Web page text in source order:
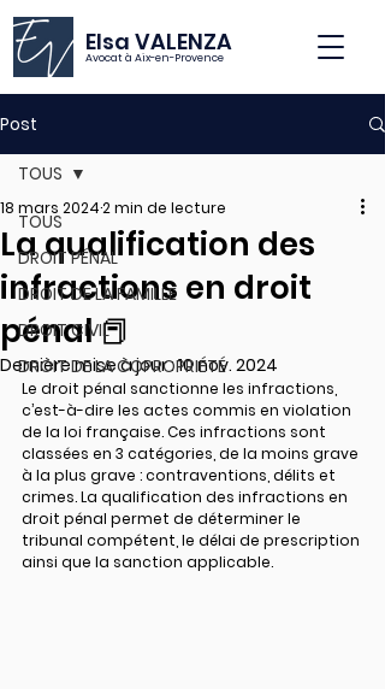
Elsa VALENZA
Avocat à Aix-en-Provence
Post
TOUS
DROIT PÉNAL
DROIT DE LA FAMILLE
DROIT CIVIL
DROIT DE LA COPROPRIÉTÉ
TOUS
La qualification des
infractions en droit
pénal 📕
18 mars 20242 min de lecture
Dernière mise à jour :10 nov. 2024
Le droit pénal sanctionne les infractions,
c’est-à-dire les actes commis en violation
de la loi française. Ces infractions sont
classées en 3 catégories, de la moins grave
à la plus grave : contraventions, délits et
crimes. La qualification des infractions en
droit pénal permet de déterminer le
tribunal compétent, le délai de prescription
ainsi que la sanction applicable.